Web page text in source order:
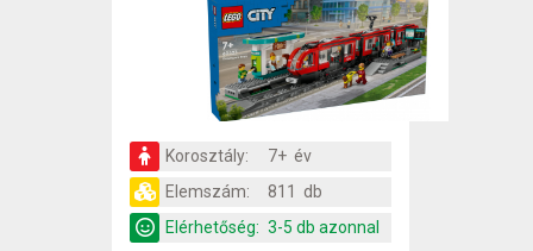
Korosztály:
7+ év
Elemszám:
811 db
Elérhetőség: 3-5 db azonnal